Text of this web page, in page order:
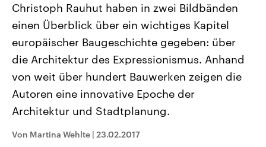
USA
Aktuelle Beiträge, Analysen und
Hintergründe
Wirtschaftlich und militärisch
gehören die Vereinigten Staaten zu
den mächtigsten Ländern der Erde,
mit großem Einfluss auf das
Nahostkonflikt
Aktuelle Lage und
Der Überfall der
Terrororganisation Hamas
Oktober 2023 auf Israel
Region wieder die Gewalt
Israel möchte die Hamas
Diese wird wie die
Libanon vom Iran
Sendungen Programm Podcasts
Christoph Rauhut haben in zwei Bildbänden
einen Überblick über ein wichtiges Kapitel
europäischer Baugeschichte gegeben: über
die Architektur des Expressionismus. Anhand
von weit über hundert Bauwerken zeigen die
Autoren eine innovative Epoche der
Architektur und Stadtplanung.
Von Martina Wehlte | 23.02.2017